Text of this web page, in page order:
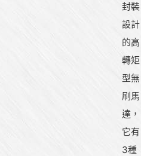
封裝
設計
的高
轉矩
型無
刷馬
達，
它有
3種